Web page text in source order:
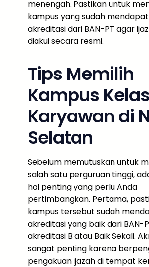
menengah. Pastikan untuk
kampus yang sudah
akreditasi dari BAN-PT agar
diakui secara resmi.
Tips Memilih
Kampus Kelas
Karyawan di
Selatan
Sebelum memutuskan untuk
salah satu perguruan tinggi,
hal penting yang perlu Anda
pertimbangkan. Pertama,
kampus tersebut sudah
akreditasi yang baik dari BAN-
akreditasi B atau Baik Sekali.
sangat penting karena
pengakuan ijazah di tempat